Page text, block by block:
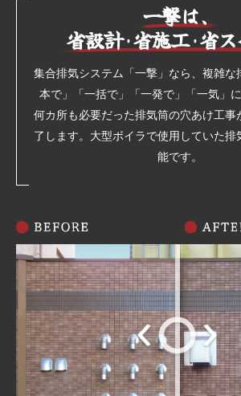
一撃は、
省設計･省施工･省
集合排気システム「一撃」なら、複雑な
本で」「一括で」「一発で」「一気」に
何カ所も必要だった排気筒の穴あけ工事
了します。大型ボイラで使用していた排
能です。